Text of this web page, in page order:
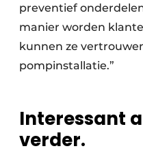
preventief
manier worden
kunnen ze
pompinstallatie.”
Interessant
verder.